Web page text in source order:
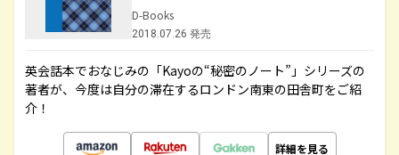
D-Books
2018.07.26 発売
英会話本でおなじみの「Kayoの“秘密のノート”」シリーズの
著者が、今度は自分の滞在するロンドン南東の田舎町をご紹
介！
詳細を見る